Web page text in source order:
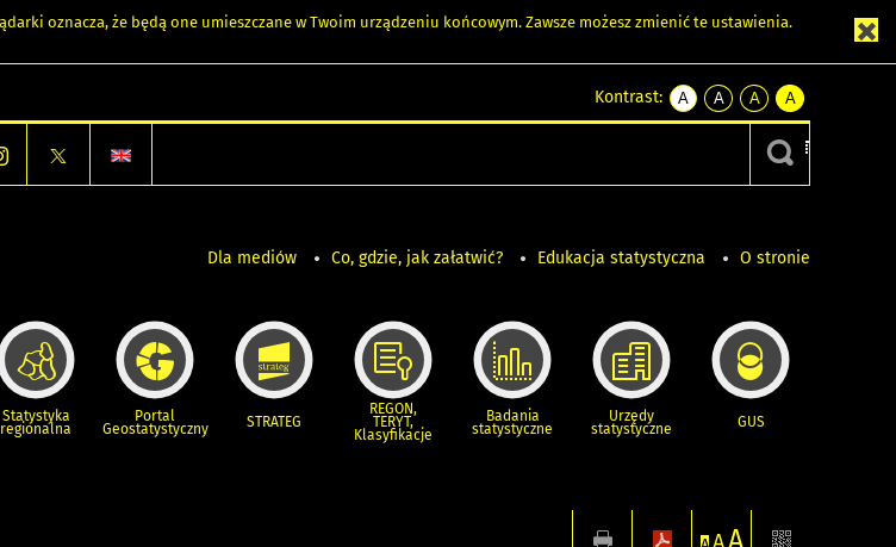
oznacza, że będą one umieszczane w Twoim urządzeniu końcowym. Zawsze możesz zmienić te ustawienia.
Kontrast:
A
kontrast
A
kontrast
czarnym
A
kontrast
żółty
tekst
czarnym
A
kontrast
czarny
tekst
żółtym
Dla mediów Co, gdzie, jak załatwić? Edukacja statystyczna O stronie
Statystyka
regionalna
Portal
Geostatystyczny STRATEG
REGON,
TERYT,
Klasyfikacje
Badania
statystyczne
Urzędy
statystyczne GUS
A